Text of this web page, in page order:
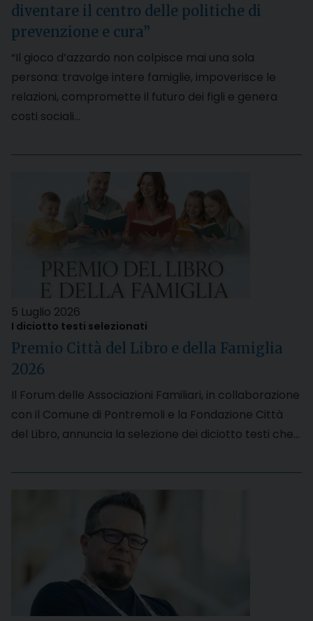
diventare il centro delle politiche di
prevenzione e cura”
“Il gioco d’azzardo non colpisce mai una sola
persona: travolge intere famiglie, impoverisce le
relazioni, compromette il futuro dei figli e genera
costi sociali…
5 Luglio 2026
I diciotto testi selezionati
Premio Città del Libro e della Famiglia
2026
Il Forum delle Associazioni Familiari, in collaborazione
con il Comune di Pontremoli e la Fondazione Città
del Libro, annuncia la selezione dei diciotto testi che…